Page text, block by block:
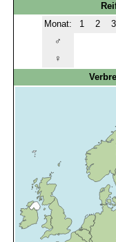
Monat:
1 2 3
♂
♀